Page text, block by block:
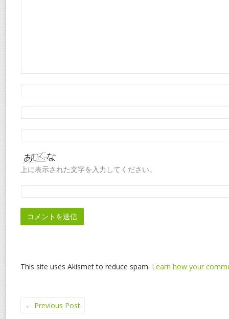
上に表示された文字を入力してください。
This site uses Akismet to reduce spam. Learn how your
← Previous Post